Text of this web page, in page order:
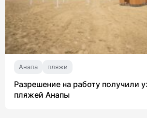
Анапа пляжи
Разрешение на работу получили
пляжей Анапы